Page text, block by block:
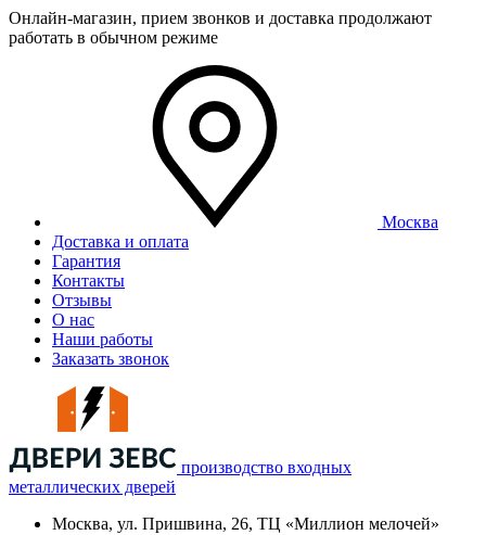
Онлайн-магазин, прием звонков и доставка продолжают
работать в обычном режиме
Москва
Доставка и оплата
Гарантия
Контакты
Отзывы
О нас
Наши работы
Заказать звонок
производство входных
металлических дверей
Москва, ул. Пришвина, 26, ТЦ «Миллион мелочей»